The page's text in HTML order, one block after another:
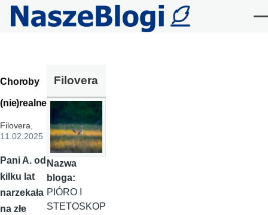
Przejdź do treści
Choroby
(nie)realne?
Filovera,
11.02.2025
Pani A. od
kilku lat
narzekała
na złe
Filovera
Nazwa
bloga:
PIÓRO I
STETOSKOP